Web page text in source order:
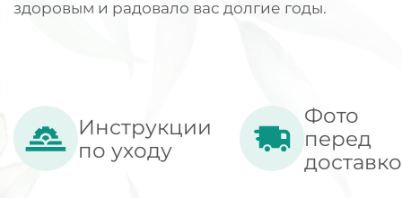
здоровым и радовало вас долгие годы.
Инструкции
по уходу
Фото
перед